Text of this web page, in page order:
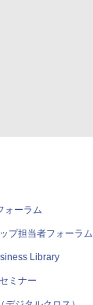
ォーラム
プ担当者フォーラム
Library
ミナー